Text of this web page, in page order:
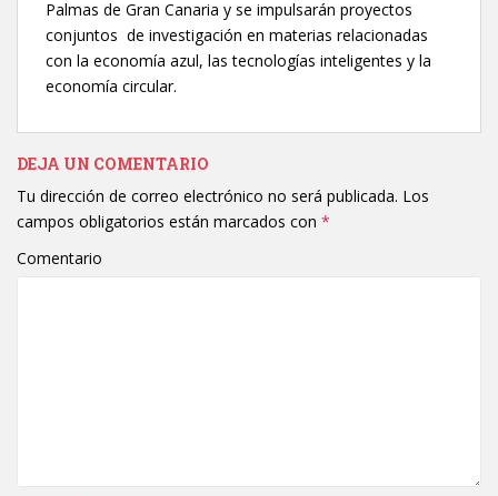
Palmas de Gran Canaria y se impulsarán proyectos
conjuntos de investigación en materias relacionadas
con la economía azul, las tecnologías inteligentes y la
economía circular.
DEJA UN COMENTARIO
Tu dirección de correo electrónico no será publicada. Los
campos obligatorios están marcados con *
Comentario